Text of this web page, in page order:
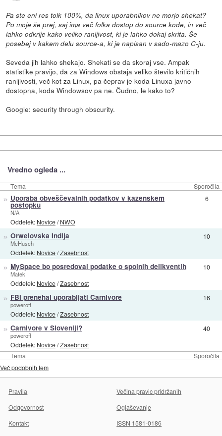
Pa ste eni res tolk 100%, da linux uporabnikov ne morjo shekat?
Po moje še prej, saj ima več folka dostop do source kode, in več
lahko odkrije kako veliko ranljivost, ki je lahko dokaj skrita. Še
posebej v kakem delu source-a, ki je napisan v sado-mazo C-ju.
Seveda jih lahko shekajo. Shekati se da skoraj vse. Ampak
statistike pravijo, da za Windows obstaja veliko število kritičnih
ranljivosti, več kot za Linux, pa čeprav je koda Linuxa javno
dostopna, koda Windowsov pa ne. Čudno, le kako to?
Google: security through obscurity.
Vredno ogleda ...
Tema Sporočila
Tema Sporočila
» Uporaba obveščevalnih podatkov v kazenskem
postopku
N/A
Oddelek: Novice/NWO
6
» Orwelovska Indija
McHusch
Oddelek: Novice/Zasebnost
10
» MySpace bo posredoval podatke o spolnih delikventih
Matek
Oddelek: Novice/Zasebnost
10
» FBI prenehal uporabljati Carnivore
poweroff
Oddelek: Novice/Zasebnost
16
» Carnivore v Sloveniji?
poweroff
Oddelek: Novice/Zasebnost
40
Več podobnih tem
Pravila
Večina pravic pridržanih
Odgovornost
Oglaševanje
Kontakt
ISSN 1581-0186